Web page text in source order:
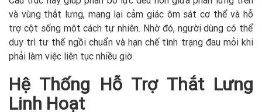
và vùng thắt lưng, mang lại cảm giác ôm sát cơ thể và hỗ
trợ cột sống một cách tự nhiên. Nhờ đó, người dùng có thể
duy trì tư thế ngồi chuẩn và hạn chế tình trạng đau mỏi khi
phải làm việc liên tục nhiều giờ.
Hệ Thống Hỗ Trợ Thắt Lưng
Linh Hoạt